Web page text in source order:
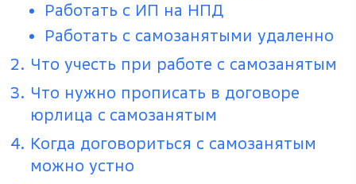
Работать с ИП на НПД
Работать с самозанятыми удаленно
Что учесть при работе с самозанятым
Что нужно прописать в договоре
юрлица с самозанятым
Когда договориться с самозанятым
можно устно